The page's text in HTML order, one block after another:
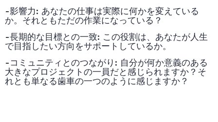
-影響力: あなたの仕事は実際に何かを変えている
か。それともただの作業になっている？
-長期的な目標との一致: この役割は、あなたが人生
で目指したい方向をサポートしているか。
-コミュニティとのつながり : 自分が何か意義のある
大きなプロジェクトの一員だと感じられますか？そ
れとも単なる歯車の一つのように感じますか？